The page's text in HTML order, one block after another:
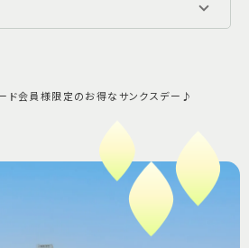
ド会員様限定のお得なサンクスデー♪